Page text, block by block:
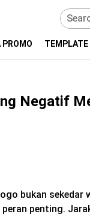
PROMO TEMPLATE
Negatif
bukan
penting.